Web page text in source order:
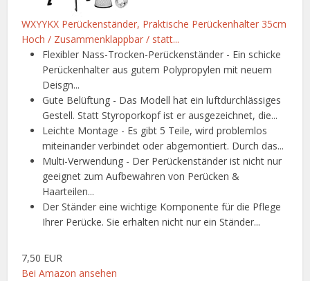
WXYYKX Perückenständer, Praktische Perückenhalter 35cm
Hoch / Zusammenklappbar / statt...
Flexibler Nass-Trocken-Perückenständer - Ein schicke
Perückenhalter aus gutem Polypropylen mit neuem
Deisgn...
Gute Belüftung - Das Modell hat ein luftdurchlässiges
Gestell. Statt Styroporkopf ist er ausgezeichnet, die...
Leichte Montage - Es gibt 5 Teile, wird problemlos
miteinander verbindet oder abgemontiert. Durch das...
Multi-Verwendung - Der Perückenständer ist nicht nur
geeignet zum Aufbewahren von Perücken &
Haarteilen...
Der Ständer eine wichtige Komponente für die Pflege
Ihrer Perücke. Sie erhalten nicht nur ein Ständer...
7,50 EUR
Bei Amazon ansehen